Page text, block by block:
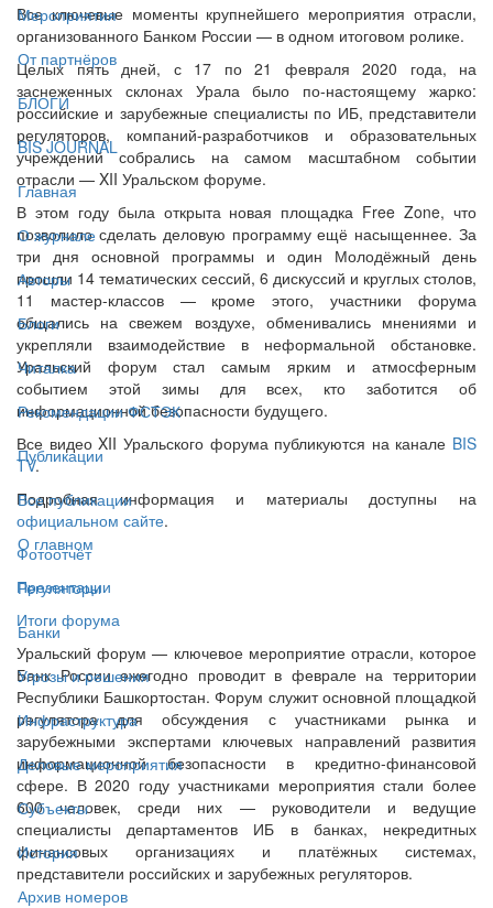
Мероприятия
От партнёров
БЛОГИ
BIS JOURNAL
Главная
О журнале
Авторы
Блоги
Читалка
Рекомендации ФСТЭК
Публикации
Все публикации
О главном
Регуляторы
Банки
Угрозы и решения
Инфраструктура
Деловые мероприятия
Субъекты
История
Архив номеров
Все ключевые моменты крупнейшего мероприятия отрасли,
организованного Банком России — в одном итоговом ролике.
Целых пять дней, с 17 по 21 февраля 2020 года, на
заснеженных склонах Урала было по-настоящему жарко:
российские и зарубежные специалисты по ИБ, представители
регуляторов, компаний-разработчиков и образовательных
учреждений собрались на самом масштабном событии
отрасли — XII Уральском форуме.
В этом году была открыта новая площадка Free Zone, что
позволило сделать деловую программу ещё насыщеннее. За
три дня основной программы и один Молодёжный день
прошли 14 тематических сессий, 6 дискуссий и круглых столов,
11 мастер-классов — кроме этого, участники форума
общались на свежем воздухе, обменивались мнениями и
укрепляли взаимодействие в неформальной обстановке.
Уральский форум стал самым ярким и атмосферным
событием этой зимы для всех, кто заботится об
информационной безопасности будущего.
Все видео XII Уральского форума публикуются на канале BIS
TV.
Подробная информация и материалы доступны на
официальном сайте.
Фотоотчёт
Презентации
Итоги форума
Уральский форум — ключевое мероприятие отрасли, которое
Банк России ежегодно проводит в феврале на территории
Республики Башкортостан. Форум служит основной площадкой
регулятора для обсуждения с участниками рынка и
зарубежными экспертами ключевых направлений развития
информационной безопасности в кредитно-финансовой
сфере. В 2020 году участниками мероприятия стали более
600 человек, среди них — руководители и ведущие
специалисты департаментов ИБ в банках, некредитных
финансовых организациях и платёжных системах,
представители российских и зарубежных регуляторов.